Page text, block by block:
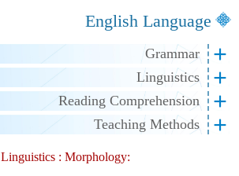
English Language
Grammar
Linguistics
Reading Comprehension
Teaching Methods
Linguistics : Morphology :